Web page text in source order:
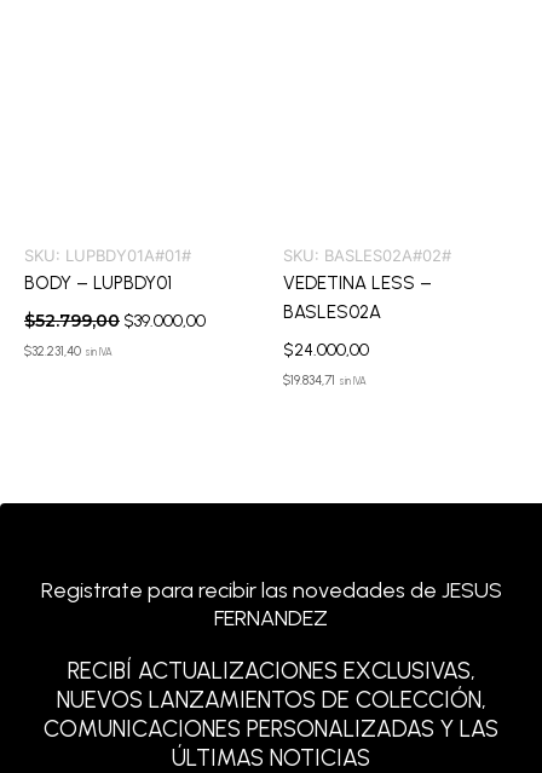
SKU: LUPBDY01A#01#
BODY – LUPBDY01
$52.799,00 $39.000,00
$32.231,40 sin IVA
SKU: BASLES02A#02#
VEDETINA LESS –
BASLES02A
$24.000,00
$19.834,71 sin IVA
Registrate para recibir las novedades de JESUS
FERNANDEZ
RECIBÍ ACTUALIZACIONES EXCLUSIVAS,
NUEVOS LANZAMIENTOS DE COLECCIÓN,
COMUNICACIONES PERSONALIZADAS Y LAS
ÚLTIMAS NOTICIAS